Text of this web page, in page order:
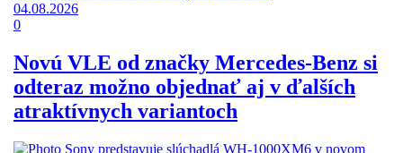
04.08.2026
0
Novú VLE od značky Mercedes-Benz si
odteraz možno objednať aj v ďalších
atraktívnych variantoch